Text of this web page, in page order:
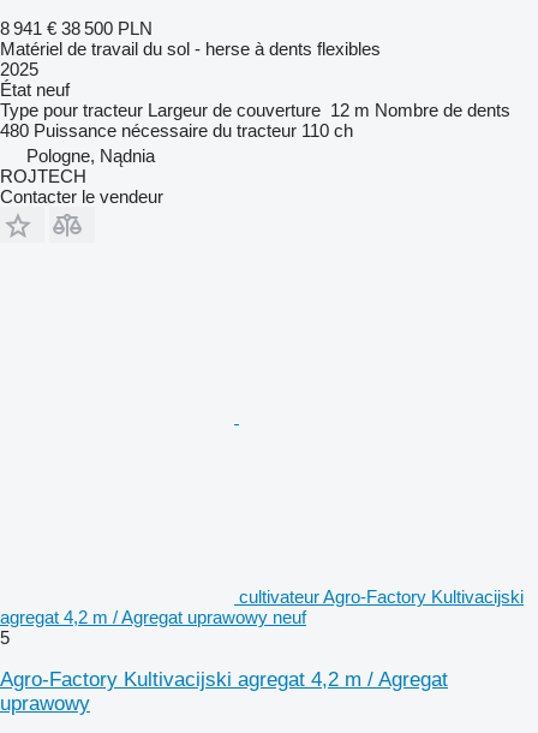
8 941 € 38 500 PLN
Matériel de travail du sol - herse à dents flexibles
2025
État neuf
Type pour tracteur Largeur de couverture 12 m Nombre de dents
480 Puissance nécessaire du tracteur 110 ch
Pologne, Nądnia
ROJTECH
Contacter le vendeur
cultivateur Agro-Factory Kultivacijski
agregat 4,2 m / Agregat uprawowy neuf
5
Agro-Factory Kultivacijski agregat 4,2 m / Agregat
uprawowy